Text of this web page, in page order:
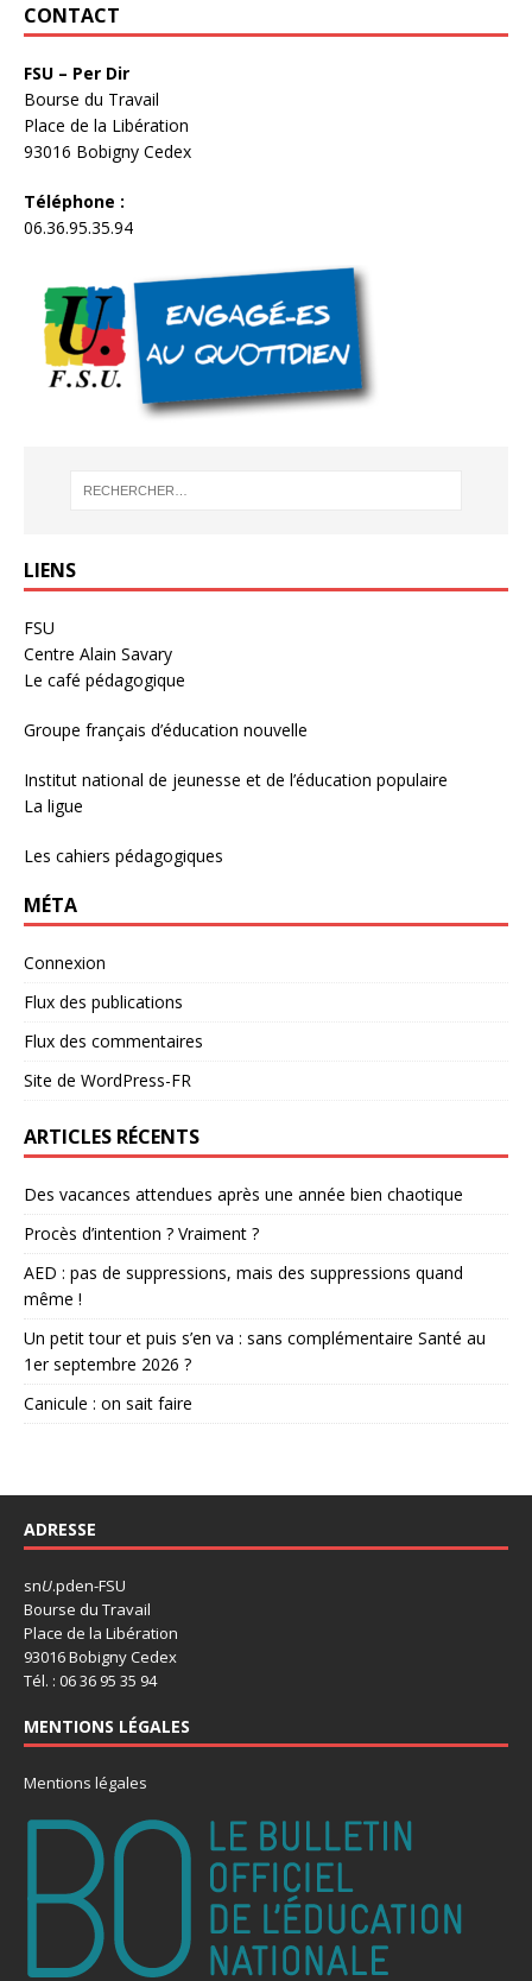
CONTACT
FSU – Per Dir
Bourse du Travail
Place de la Libération
93016 Bobigny Cedex
Téléphone :
06.36.95.35.94
LIENS
FSU
Centre Alain Savary
Le café pédagogique
Groupe français d’éducation nouvelle
Institut national de jeunesse et de l’éducation populaire
La ligue
Les cahiers pédagogiques
MÉTA
Connexion
Flux des publications
Flux des commentaires
Site de WordPress-FR
ARTICLES RÉCENTS
Des vacances attendues après une année bien chaotique
Procès d’intention ? Vraiment ?
AED : pas de suppressions, mais des suppressions quand
même !
Un petit tour et puis s’en va : sans complémentaire Santé au
1er septembre 2026 ?
Canicule : on sait faire
ADRESSE
snU.pden-FSU
Bourse du Travail
Place de la Libération
93016 Bobigny Cedex
Tél. : 06 36 95 35 94
MENTIONS LÉGALES
Mentions légales